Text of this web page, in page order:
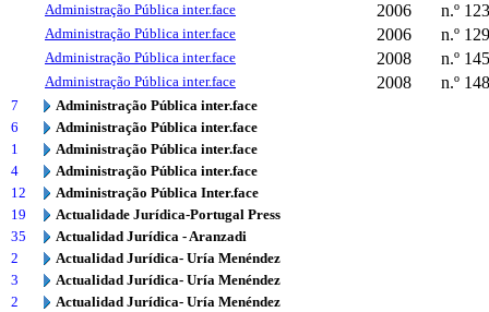
Administração Pública inter.face
2006 n.º 123
Administração Pública inter.face 2006 n.º 129
Administração Pública inter.face 2008 n.º 145
Administração Pública inter.face 2008 n.º 148
7
Administração Pública inter.face
6
Administração Pública inter.face
1
Administração Pública inter.face
4
Administração Pública inter.face
12
Administração Pública Inter.face
19
Actualidade Jurídica-Portugal Press
35
Actualidad Jurídica - Aranzadi
2
Actualidad Jurídica- Uría Menéndez
3
Actualidad Jurídica- Uría Menéndez
2
Actualidad Jurídica- Uría Menéndez